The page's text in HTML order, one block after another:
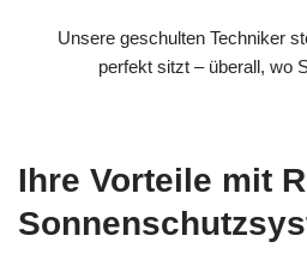
Unsere geschulten Techniker
perfekt sitzt – überall, wo
Ihre Vorteile mit